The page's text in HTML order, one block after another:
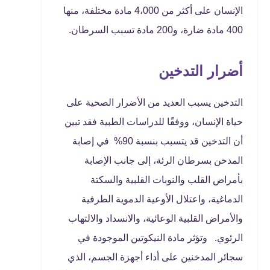
الإنسان على أكثر من 4،000 مادة مختلفة، منها
400 مادة ضارة، و200 مادة تسبب السرطان.
أضرار التدخين
التدخين يسبب العديد من الأضرار الصحية على
حياة الإنسان، ووفقًا للدراسات الطبية فقد تبين
أن التدخين قد يتسبب بنسبة 90% في إصابة
المدخن بسرطان الرئة، إلى جانب الإصابة
بأمراض القلب والنوبات القلبية والسكتة
الدماغية، واعتلال الأوعية الدموية الطرفية
والأمراض القلبية الوعائية، والانسداد والالتهاب
الرئوي. وتؤثر مادة النيكوتين الموجودة في
سجائر المدخنين على أداء أجهزة الجسم، الذي